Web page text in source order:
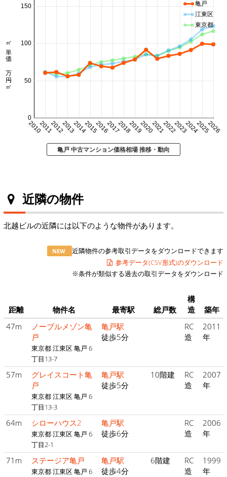
20102011201220132014201520162017201820192020202120222023202420252026
0
50
100
150
㎡単価 万円/㎡
亀戸
江東区
東京都
亀戸 中古マンション価格相場 推移・動向
近隣の物件
北越ビルの近隣には以下のような物件があります。
NEW
近隣物件の参考取引データをダウンロードできます
参考データ(CSV形式)のダウンロード
※条件が類似する過去の取引データをダウンロード
距離 物件名 最寄駅 総戸数
構
造
築年
47m
ノーブルメゾン亀
戸
東京都 江東区 亀戸 6
丁目13-7
亀戸駅
徒歩5分
RC
造
2011
年
57m
グレイスコート亀
戸
東京都 江東区 亀戸 6
丁目13-3
亀戸駅
徒歩5分
10階建
RC
造
2007
年
64m シローハウス2
東京都 江東区 亀戸 6
丁目2-1
亀戸駅
徒歩6分
RC
造
2006
年
71m ステージア亀戸
東京都 江東区 亀戸 6
亀戸駅
徒歩4分
6階建
RC
造
1999
年